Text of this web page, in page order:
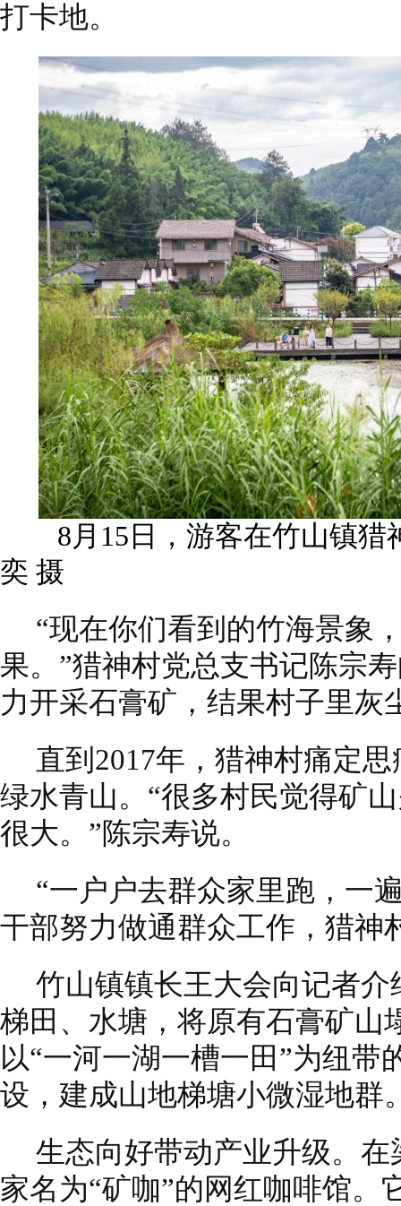
打卡地。
8月15日，游客在竹山镇猎
奕 摄
“现在你们看到的竹海景象
果。”猎神村党总支书记陈宗
力开采石膏矿，结果村子里灰
直到2017年，猎神村痛定
绿水青山。“很多村民觉得矿
很大。”陈宗寿说。
“一户户去群众家里跑，一
干部努力做通群众工作，猎神
竹山镇镇长王大会向记者
梯田、水塘，将原有石膏矿山
以“一河一湖一槽一田”为纽带
设，建成山地梯塘小微湿
生态向好带动产业升级。
家名为“矿咖”的网红咖啡馆。